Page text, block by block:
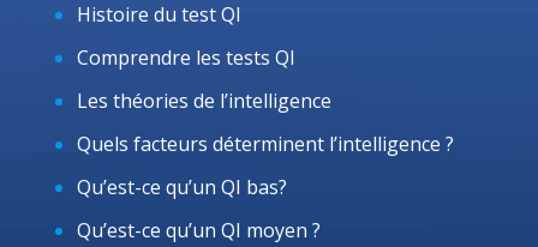
Histoire du test QI
Comprendre les tests QI
Les théories de l’intelligence
Quels facteurs déterminent l’intelligence ?
Qu’est-ce qu’un QI bas?
Qu’est-ce qu’un QI moyen ?